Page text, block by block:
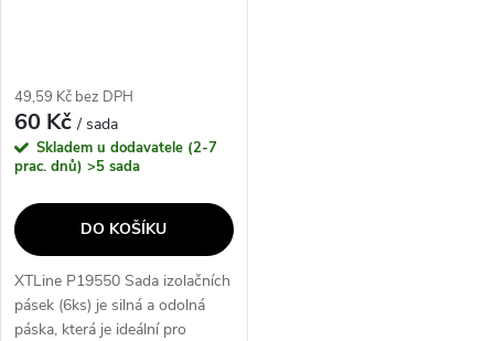
49,59 Kč bez DPH
60 Kč/ sada
Skladem u dodavatele (2-7
prac. dnů) >5 sada
DO KOŠÍKU
XTLine P19550 Sada izolačních
pásek (6ks) je silná a odolná
páska, která je ideální pro